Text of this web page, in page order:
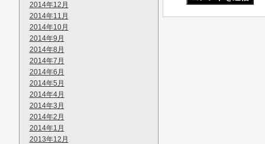
2014年12月
2014年11月
2014年10月
2014年9月
2014年8月
2014年7月
2014年6月
2014年5月
2014年4月
2014年3月
2014年2月
2014年1月
2013年12月